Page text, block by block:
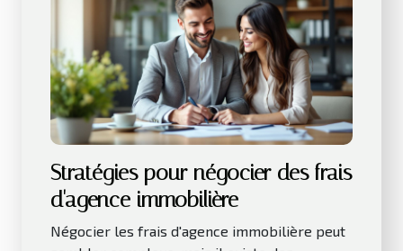
Stratégies pour négocier des frais
d'agence immobilière
Négocier les frais d'agence immobilière peut